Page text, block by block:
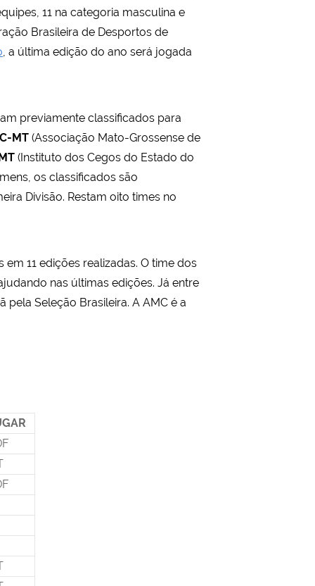
11 na categoria masculina e
Brasileira de Desportos de
, a última edição do ano será jogada
previamente classificados para
MT (Associação Mato-Grossense de
(Instituto dos Cegos do Estado do
os classificados são
Divisão. Restam oito times no
11 edições realizadas. O time dos
nas últimas edições. Já entre
Seleção Brasileira. A AMC é a